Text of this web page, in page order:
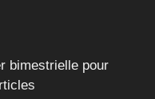
bimestrielle pour